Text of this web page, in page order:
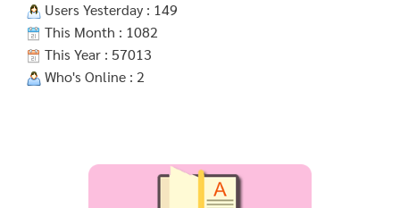
Users Yesterday : 149
This Month : 1082
This Year : 57013
Who's Online : 2